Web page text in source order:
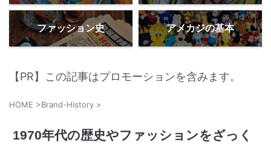
ファッション史 アメカジの基本
【PR】この記事はプロモーションを含みます。
HOME >Brand-History >
1970年代の歴史やファッションをざっく